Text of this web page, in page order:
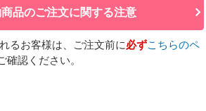
品のご注文に関する注意
るお客様は、ご注文前に必ずこちらのペ
確認ください。